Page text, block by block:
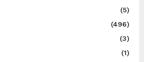
(5)
(496)
(3)
(1)